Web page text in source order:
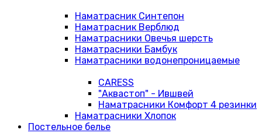
Наматрасник Синтепон
Наматрасник Верблюд
Наматрасники Овечья шерсть
Наматрасники Бамбук
Наматрасники водонепроницаемые
CARESS
"Аквастоп" - Ившвей
Наматрасники Комфорт 4 резинки
Наматрасники Хлопок
Постельное белье